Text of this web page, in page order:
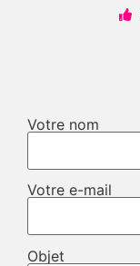
Votre nom
Votre e-mail
Objet